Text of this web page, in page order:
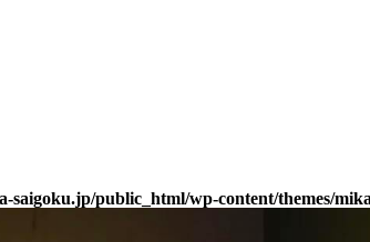
saigoku.jp/public_html/wp-content/themes/